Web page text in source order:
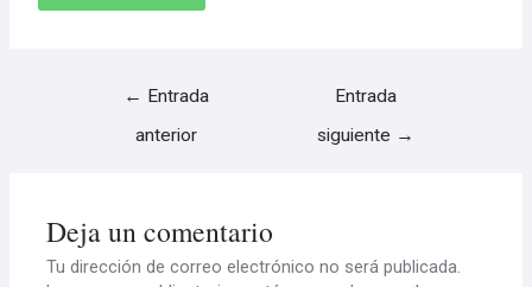
← Entrada
anterior
Entrada
siguiente →
Deja un comentario
Tu dirección de correo electrónico no será publicada.